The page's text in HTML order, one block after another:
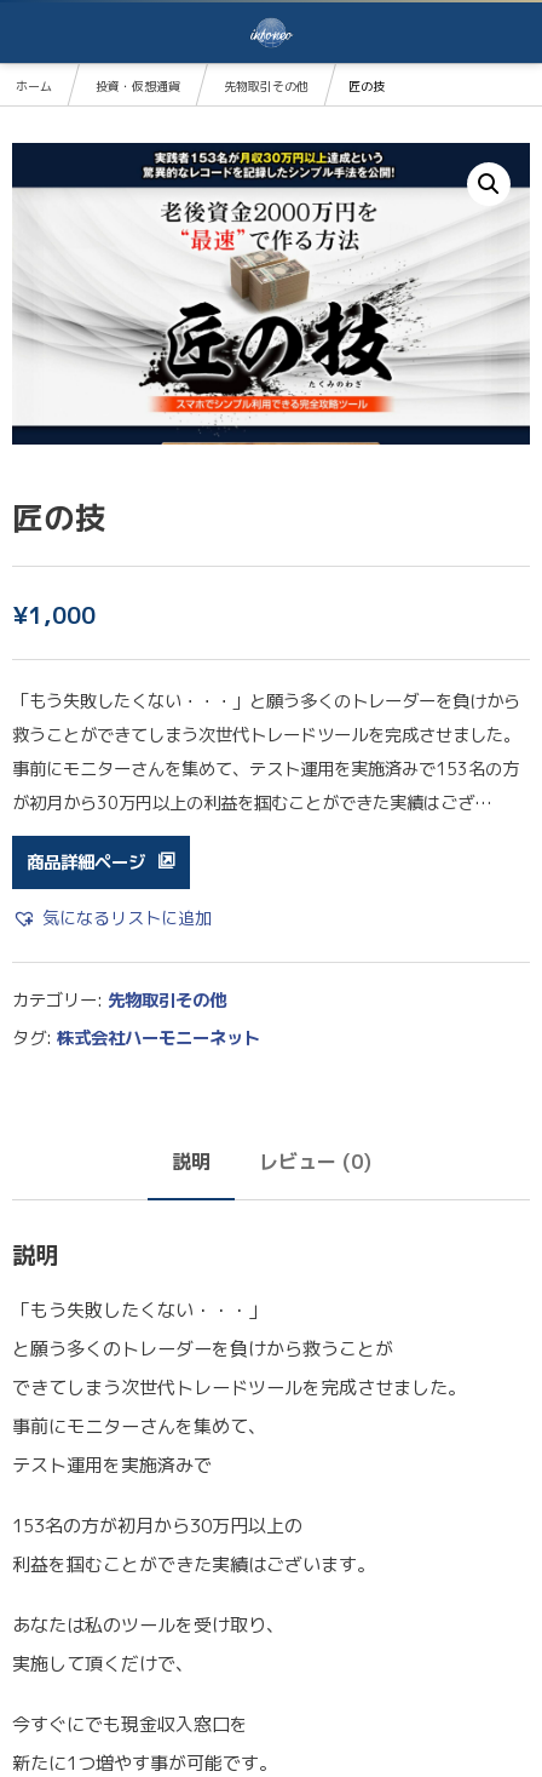
ホーム 投資・仮想通貨 先物取引その他 匠の技
匠の技
¥1,000
「もう失敗したくない・・・」と願う多くのトレーダーを負けから
救うことができてしまう次世代トレードツールを完成させました。
事前にモニターさんを集めて、テスト運用を実施済みで153名の方
が初月から30万円以上の利益を掴むことができた実績はござ…
商品詳細ページ
気になるリストに追加
カテゴリー: 先物取引その他
タグ: 株式会社ハーモニーネット
説明 レビュー (0)
説明
「もう失敗したくない・・・」
と願う多くのトレーダーを負けから救うことが
できてしまう次世代トレードツールを完成させました。
事前にモニターさんを集めて、
テスト運用を実施済みで
153名の方が初月から30万円以上の
利益を掴むことができた実績はございます。
あなたは私のツールを受け取り、
実施して頂くだけで、
今すぐにでも現金収入窓口を
新たに1つ増やす事が可能です。